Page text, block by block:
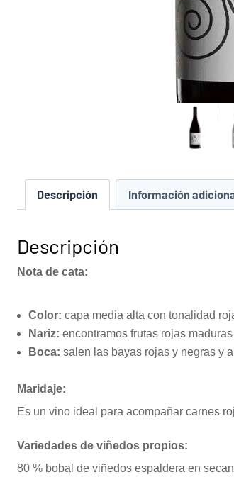
Descripción Información
Descripción
Nota de cata:
Color: capa media alta con tonalidad
Nariz: encontramos frutas rojas
Boca: salen las bayas rojas y negras y
Maridaje:
Es un vino ideal para acompañar carnes
Variedades de viñedos propios:
80 % bobal de viñedos espaldera en